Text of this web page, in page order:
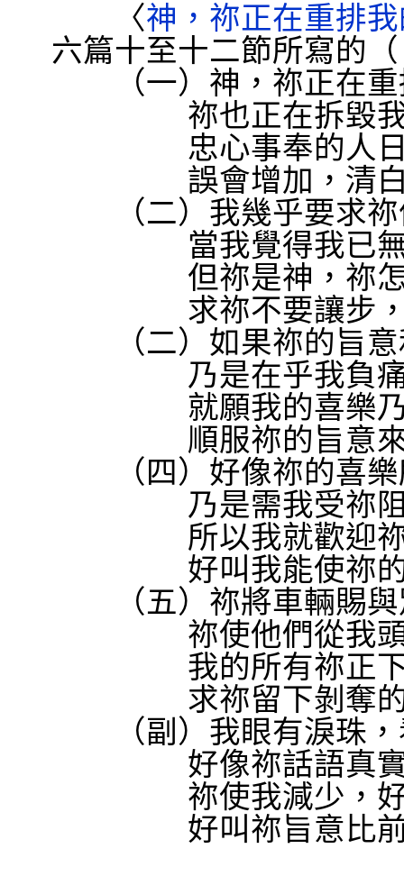
〈神，祢正在重排
六篇十至十二節所寫的
（一）神，祢正在重
祢也正在拆毀
忠心事奉的人
誤會增加，清
（二）我幾乎要求祢
當我覺得我已
但祢是神，祢
求祢不要讓步
（二）如果祢的旨意
乃是在乎我負
就願我的喜樂
順服祢的旨意
（四）好像祢的喜樂
乃是需我受祢
所以我就歡迎
好叫我能使祢
（五）祢將車輛賜與
祢使他們從我
我的所有祢正
求祢留下剝奪
（副）我眼有淚珠，
好像祢話語真
祢使我減少，
好叫祢旨意比